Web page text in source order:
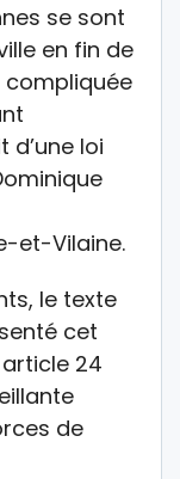
se sont
en fin de
compliquée
d’une loi
et-Vilaine.
le texte
cet
24
de